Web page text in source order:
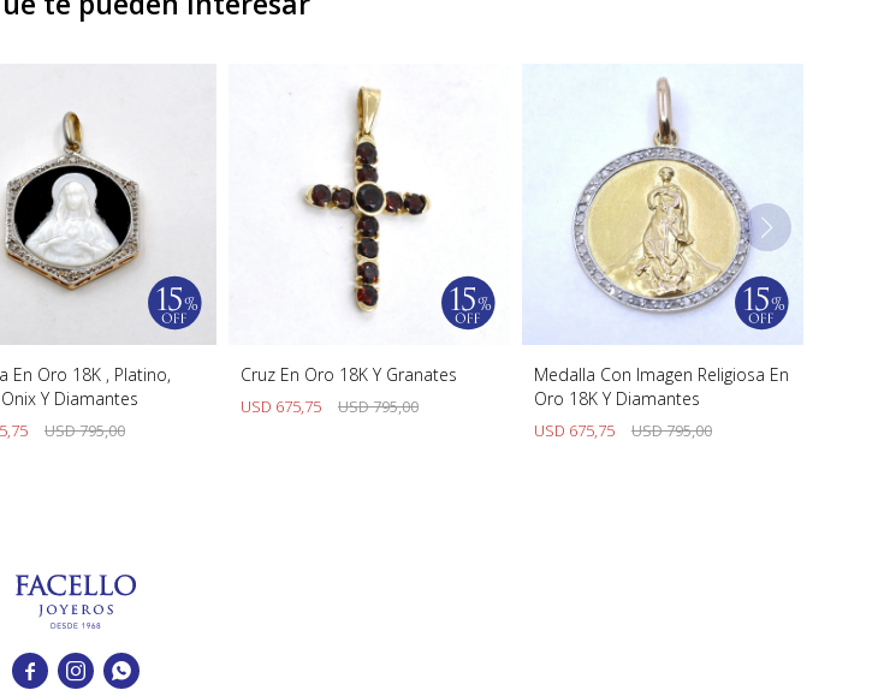
En Oro 18K , Platino,
Y Diamantes
USD795,00
Cruz En Oro 18K Y Granates
USD 675,75 USD795,00
Medalla Con Imagen Religiosa En
Oro 18K Y Diamantes
USD 675,75 USD795,00
  